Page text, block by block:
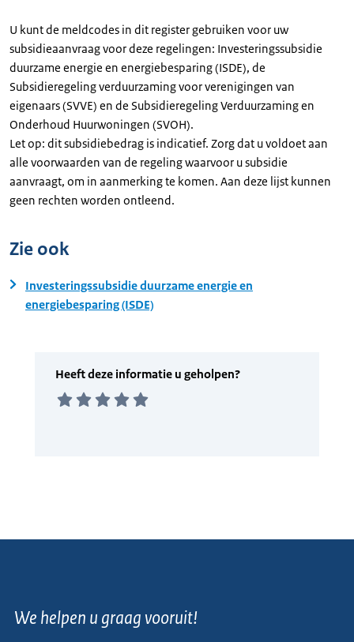
U kunt de meldcodes in dit register gebruiken voor uw
subsidieaanvraag voor deze regelingen: Investeringssubsidie
duurzame energie en energiebesparing (ISDE), de
Subsidieregeling verduurzaming voor verenigingen van
eigenaars (SVVE) en de Subsidieregeling Verduurzaming en
Onderhoud Huurwoningen (SVOH).
Let op: dit subsidiebedrag is indicatief. Zorg dat u voldoet aan
alle voorwaarden van de regeling waarvoor u subsidie
aanvraagt, om in aanmerking te komen. Aan deze lijst kunnen
geen rechten worden ontleend.
Zie ook
Investeringssubsidie duurzame energie en
energiebesparing (ISDE)
We helpen u graag vooruit!